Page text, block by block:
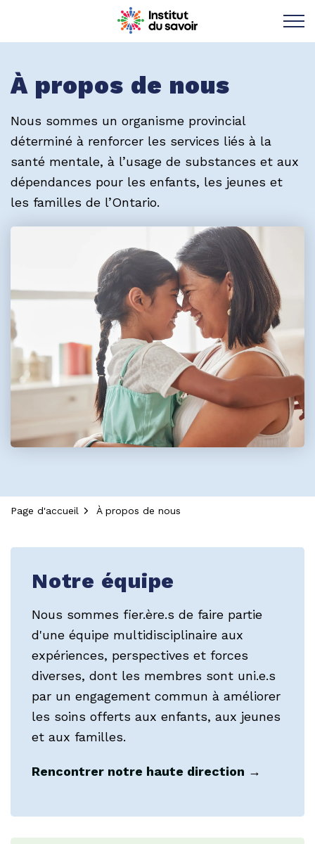
Institut du savoir
À propos de nous
Nous sommes un organisme provincial
déterminé à renforcer les services liés à la
santé mentale, à l’usage de substances et aux
dépendances pour les enfants, les jeunes et
les familles de l’Ontario.
Page d'accueil À propos de nous
À propos de nous
Notre équipe
Nous sommes fier.ère.s de faire partie
d'une équipe multidisciplinaire aux
expériences, perspectives et forces
diverses, dont les membres sont uni.e.s
par un engagement commun à améliorer
les soins offerts aux enfants, aux jeunes
et aux familles.
Rencontrer notre haute direction →